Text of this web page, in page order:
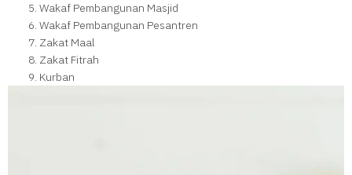
Wakaf Pembangunan Masjid
Wakaf Pembangunan Pesantren
Zakat Maal
Zakat Fitrah
Kurban